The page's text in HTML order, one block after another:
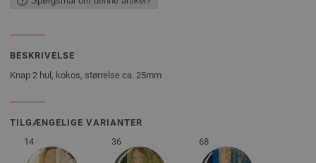
BESKRIVELSE
Knap 2 hul, kokos, størrelse ca. 25mm
TILGÆNGELIGE VARIANTER
14
36 68